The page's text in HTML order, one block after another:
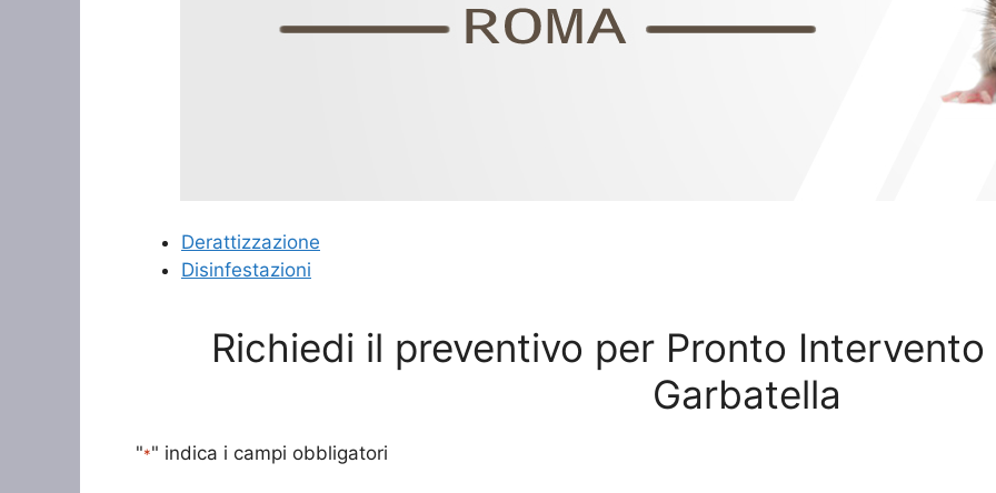
Derattizzazione
Disinfestazioni
Richiedi il preventivo per Pronto
Garbatella
"*" indica i campi obbligatori